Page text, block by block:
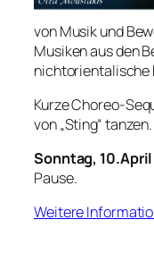
von Musik und
Musiken aus den
nichtorientalische
Kurze Choreo-
von „Sting“ tanzen.
Sonntag, 10.April
Pause.
Weitere